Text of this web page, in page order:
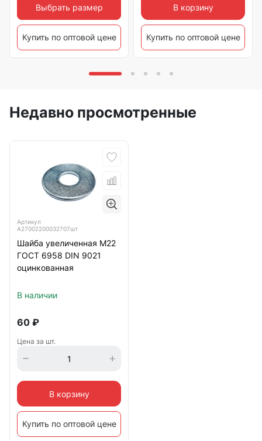
Выбрать размер
Купить по оптовой цене
В корзину
Купить по оптовой цене
Недавно просмотренные
Артикул
А27002200032707шт
Шайба увеличенная М22
ГОСТ 6958 DIN 9021
оцинкованная
В наличии
60 ₽
Цена за шт.
В корзину
Купить по оптовой цене